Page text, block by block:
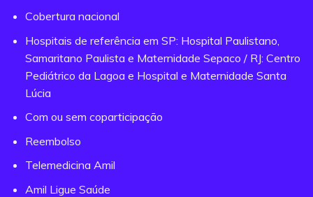
Cobertura nacional
Hospitais de referência em SP: Hospital Paulistano,
Samaritano Paulista e Maternidade Sepaco / RJ: Centro
Pediátrico da Lagoa e Hospital e Maternidade Santa
Lúcia
Com ou sem coparticipação
Reembolso
Telemedicina Amil
Amil Ligue Saúde